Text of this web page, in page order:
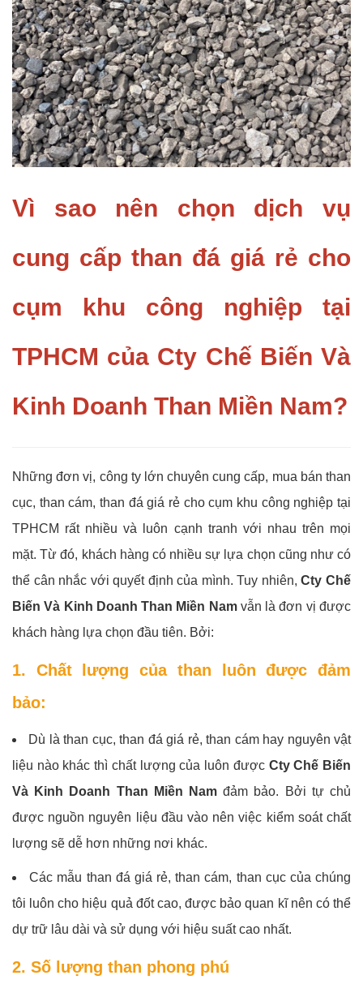
Vì sao nên chọn dịch vụ
cung cấp than đá giá rẻ cho
cụm khu công nghiệp tại
TPHCM của Cty Chế Biến Và
Kinh Doanh Than Miền Nam?
Những đơn vị, công ty lớn chuyên cung cấp, mua bán than
cục, than cám, than đá giá rẻ cho cụm khu công nghiệp tại
TPHCM rất nhiều và luôn cạnh tranh với nhau trên mọi
mặt.Từ đó, khách hàng có nhiều sự lựa chọn cũng như có
thể cân nhắc với quyết định của mình. Tuy nhiên,Cty Chế
Biến Và Kinh Doanh Than Miền Namvẫn là đơn vị được
khách hàng lựa chọn đầu tiên. Bởi:
1. Chất lượng của than luôn được đảm
bảo:
Dù là than cục, than đá giá rẻ, than cám hay nguyên vật
liệu nào khác thì chất lượng của luôn được Cty Chế Biến
Và Kinh Doanh Than Miền Nam đảm bảo. Bởi tự chủ
được nguồn nguyên liệu đầu vào nên việc kiểm soát chất
lượng sẽ dễ hơn những nơi khác.
Các mẫu than đá giá rẻ, than cám, than cục của chúng
tôi luôn cho hiệu quả đốt cao, được bảo quan kĩ nên có thể
dự trữ lâu dài và sử dụng với hiệu suất cao nhất.
2. Số lượng than phong phú